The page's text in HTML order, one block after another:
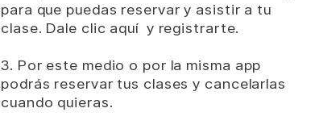
para que puedas reservar y asistir a tu
clase. Dale clic aquí y registrarte.
3. Por este medio o por la misma app
podrás reservar tus clases y cancelarlas
cuando quieras.